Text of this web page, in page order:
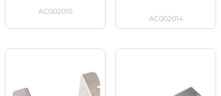
AC002010
AC002014